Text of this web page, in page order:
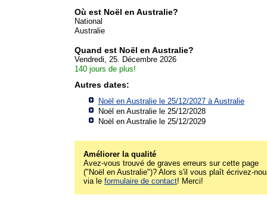
Où est Noël en Australie?
National
Australie
Quand est Noël en Australie?
Vendredi, 25. Décembre 2026
140 jours de plus!
Autres dates:
Noël en Australie le 25/12/2027 à Australie
Noël en Australie le 25/12/2028
Noël en Australie le 25/12/2029
Améliorer la qualité
Avez-vous trouvé de graves erreurs sur cette page
("Noël en Australie")? Alors s'il vous plaît écrivez-
via le formulaire de contact! Merci!